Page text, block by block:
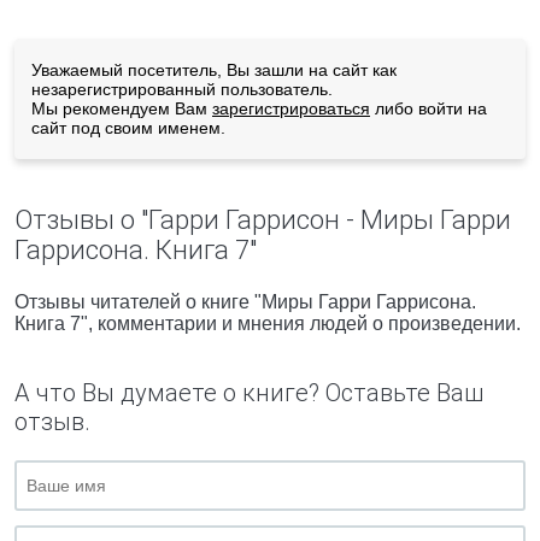
Уважаемый посетитель, Вы зашли на сайт как
незарегистрированный пользователь.
Мы рекомендуем Вам зарегистрироваться либо войти на
сайт под своим именем.
Отзывы о "Гарри Гаррисон - Миры Гарри
Гаррисона. Книга 7"
Отзывы читателей о книге "Миры Гарри Гаррисона.
Книга 7", комментарии и мнения людей о произведении.
А что Вы думаете о книге? Оставьте Ваш
отзыв.